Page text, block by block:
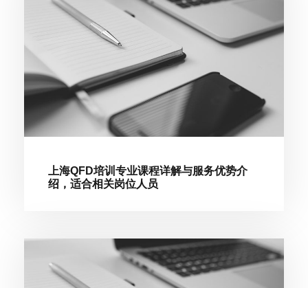
上海QFD培训专业课程详解与服务优势介
绍，适合相关岗位人员